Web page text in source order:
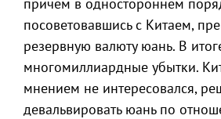
посоветовавшись с Китаем,
резервную валюту юань. В
многомиллиардные убытки.
мнением не интересовался,
девальвировать юань по